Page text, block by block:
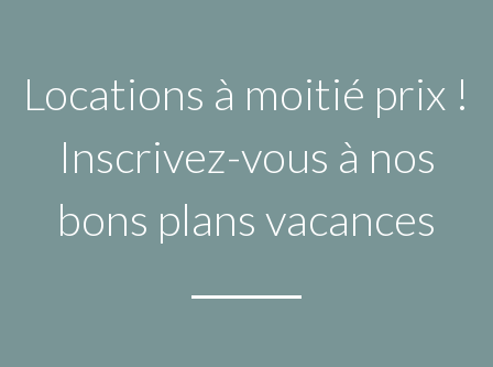
Locations à moitié prix !
Inscrivez-vous à nos
bons plans vacances